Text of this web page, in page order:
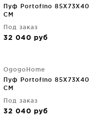
Пуф Portofino 85X73X40
CM
Под заказ
32 040 руб
OgogoHome
Пуф Portofino 85X73X40
CM
Под заказ
32 040 руб